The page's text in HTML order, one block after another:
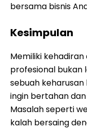
bersama bisnis
Kesimpulan
Memiliki
profesional bukan
sebuah
ingin bertahan
Masalah seperti
kalah bersaing